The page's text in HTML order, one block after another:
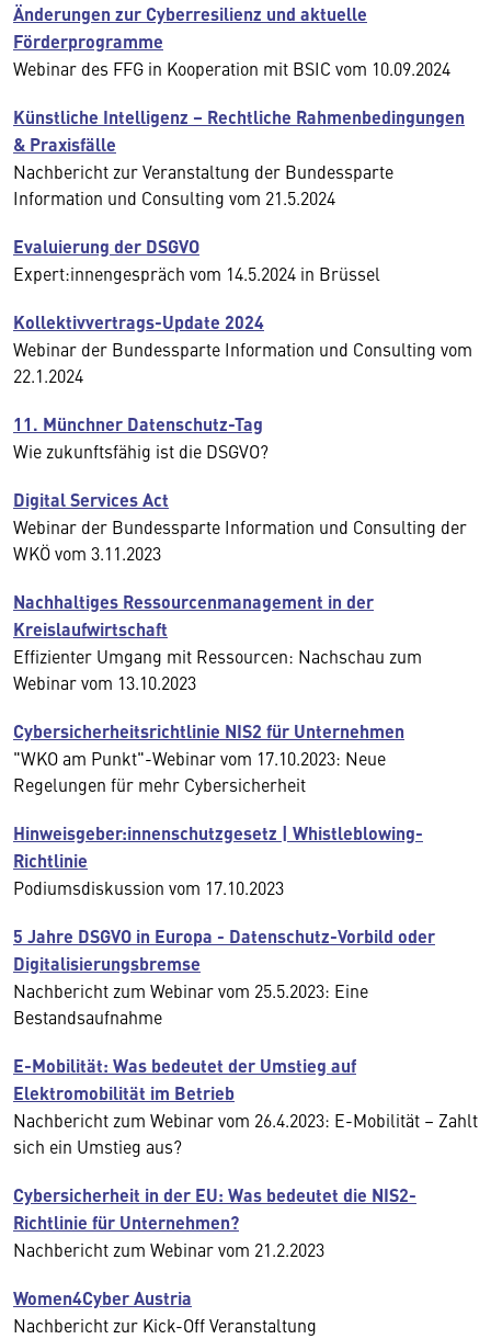
Änderungen zur Cyberresilienz und aktuelle
Förderprogramme
Webinar des FFG in Kooperation mit BSIC vom 10.09.2024
Künstliche Intelligenz – Rechtliche Rahmenbedingungen
& Praxisfälle
Nachbericht zur Veranstaltung der Bundessparte
Information und Consulting vom 21.5.2024
Evaluierung der DSGVO
Expert:innengespräch vom 14.5.2024 in Brüssel
Kollektivvertrags-Update 2024
Webinar der Bundessparte Information und Consulting vom
22.1.2024
11. Münchner Datenschutz-Tag
Wie zukunftsfähig ist die DSGVO?
Digital Services Act
Webinar der Bundessparte Information und Consulting der
WKÖ vom 3.11.2023
Nachhaltiges Ressourcenmanagement in der
Kreislaufwirtschaft
Effizienter Umgang mit Ressourcen: Nachschau zum
Webinar vom 13.10.2023
Cybersicherheitsrichtlinie NIS2 für Unternehmen
"WKO am Punkt"-Webinar vom 17.10.2023: Neue
Regelungen für mehr Cybersicherheit
Hinweisgeber:innenschutzgesetz | Whistleblowing-
Richtlinie
Podiumsdiskussion vom 17.10.2023
5 Jahre DSGVO in Europa - Datenschutz-Vorbild oder
Digitalisierungsbremse
Nachbericht zum Webinar vom 25.5.2023: Eine
Bestandsaufnahme
E-Mobilität: Was bedeutet der Umstieg auf
Elektromobilität im Betrieb
Nachbericht zum Webinar vom 26.4.2023: E-Mobilität – Zahlt
sich ein Umstieg aus?
Cybersicherheit in der EU: Was bedeutet die NIS2-
Richtlinie für Unternehmen?
Nachbericht zum Webinar vom 21.2.2023
Women4Cyber Austria
Nachbericht zur Kick-Off Veranstaltung